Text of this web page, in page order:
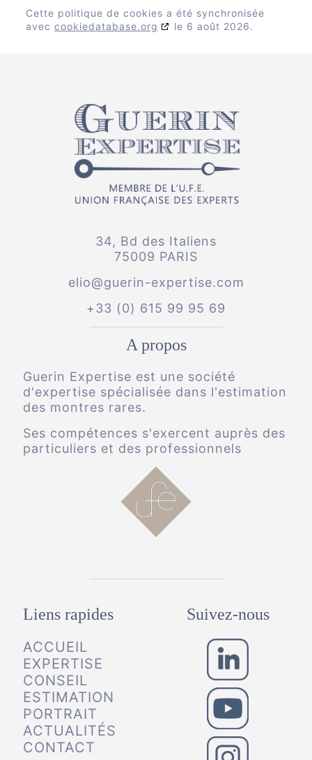
Cette politique de cookies a été synchronisée
avec cookiedatabase.org le 6 août 2026.
34, Bd des Italiens
75009 PARIS
elio@guerin-expertise.com
+33 (0) 615 99 95 69
A propos
Guerin Expertise est une société
d'expertise spécialisée dans l'estimation
des montres rares.
Ses compétences s'exercent auprès des
particuliers et des professionnels
Liens rapides
ACCUEIL
EXPERTISE
CONSEIL
ESTIMATION
PORTRAIT
ACTUALITÉS
CONTACT
Suivez-nous